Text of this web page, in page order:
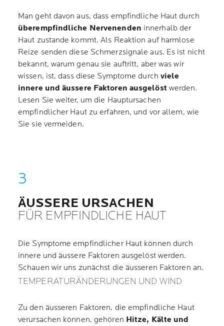
Man geht davon aus, dass empfindliche Haut durch
überempfindliche Nervenenden innerhalb der
Haut zustande kommt. Als Reaktion auf harmlose
Reize senden diese Schmerzsignale aus. Es ist nicht
bekannt, warum genau sie auftritt, aber was wir
wissen, ist, dass diese Symptome durch viele
innere und äussere Faktoren ausgelöst werden.
Lesen Sie weiter, um die Hauptursachen
empfindlicher Haut zu erfahren, und vor allem, wie
Sie sie vermeiden.
ÄUSSERE URSACHEN
FÜR EMPFINDLICHE HAUT
Die Symptome empfindlicher Haut können durch
innere und äussere Faktoren ausgelöst werden.
Schauen wir uns zunächst die äusseren Faktoren an.
TEMPERATURÄNDERUNGEN UND WIND
Zu den äusseren Faktoren, die empfindliche Haut
verursachen können, gehören Hitze, Kälte und